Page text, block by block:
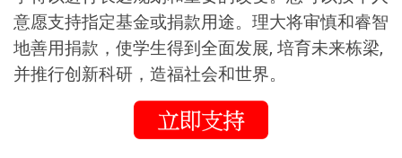
意愿支持指定基金或捐款用途。理大将审慎和睿智
地善用捐款，使学生得到全面发展, 培育未来栋梁,
并推行创新科研，造福社会和世界。